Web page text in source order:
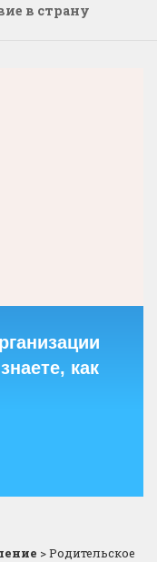
в страну
как
>Родительское